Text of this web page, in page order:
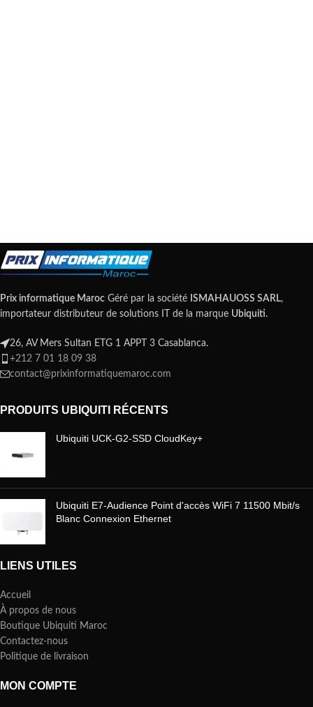
Prix informatique Maroc Géré par la société ISMAHAUOSS SARL,
importateur distributeur de solutions IT de la marque Ubiquiti.
26, AV Mers Sultan ETG 1 APPT 3 Casablanca.
+212 7 01 18 09 38
contact@prixinformatiquemaroc.com
PRODUITS UBIQUITI RÉCENTS
Ubiquiti UCK-G2-SSD CloudKey+
Ubiquiti E7-Audience Point d'accès WiFi 7 11500 Mbit/s
Blanc Connexion Ethernet
LIENS UTILES
Accueil
À propos de nous
Boutique Ubiquiti Maroc
Contactez-nous
Politique de livraison
MON COMPTE